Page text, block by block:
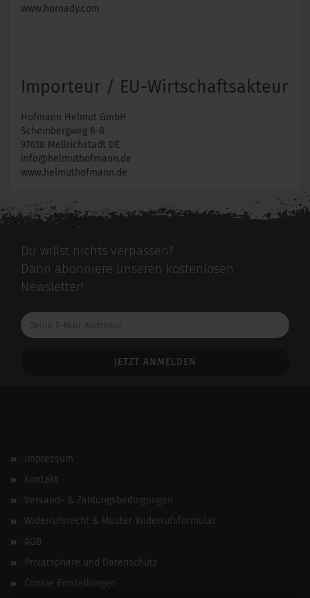
www.hornady.com
Importeur / EU-Wirtschaftsakteur
Hofmann Helmut GmbH
Scheinbergweg 6-8
97638 Mellrichstadt DE
info@helmuthofmann.de
www.helmuthofmann.de
Du willst nichts verpassen?
Dann abonniere unseren kostenlosen
Newsletter!
Deine
E-
Impressum
Kontakt
Versand- & Zahlungsbedingungen
Widerrufsrecht & Muster-Widerrufsformular
AGB
Privatsphäre und Datenschutz
Cookie Einstellungen